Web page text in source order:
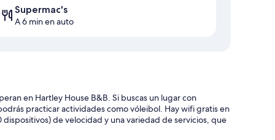
Supermac's
A 6 min en auto
en Hartley House B&B. Si buscas un lugar con
practicar actividades como vóleibol. Hay wifi gratis en
dispositivos) de velocidad y una variedad de servicios, que